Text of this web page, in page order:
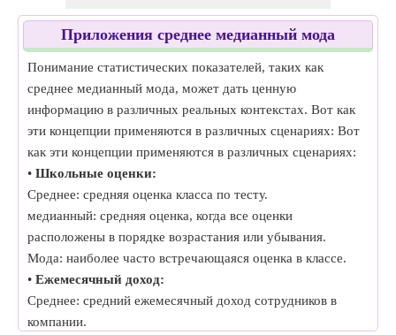
Приложения среднее медианный мода
Понимание статистических показателей, таких как
среднее медианный мода, может дать ценную
информацию в различных реальных контекстах. Вот как
эти концепции применяются в различных сценариях: Вот
как эти концепции применяются в различных сценариях:
• Школьные оценки:
Среднее: средняя оценка класса по тесту.
медианный: средняя оценка, когда все оценки
расположены в порядке возрастания или убывания.
Мода: наиболее часто встречающаяся оценка в классе.
• Ежемесячный доход:
Среднее: средний ежемесячный доход сотрудников в
компании.